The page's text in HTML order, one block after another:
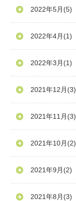
2022年5月 (5)
2022年4月 (1)
2022年3月 (1)
2021年12月 (3)
2021年11月 (3)
2021年10月 (2)
2021年9月 (2)
2021年8月 (3)